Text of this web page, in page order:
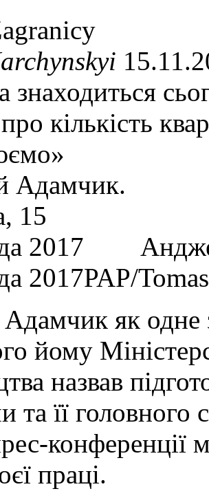
кількість
2017PAP/
як одне
йому
назвав
та її
конференції
праці.